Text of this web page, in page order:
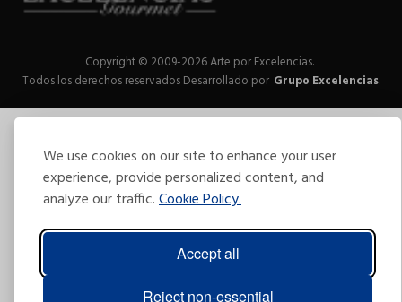
We use cookies on our site to enhance your user
experience, provide personalized content, and
analyze our traffic.Cookie Policy.
Accept all
Reject non-essential
Copyright © 2009-2026 Arte por Excelencias.
Todos los derechos reservadosDesarrollado por Grupo Excelencias.